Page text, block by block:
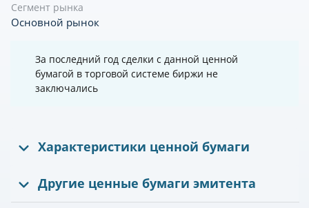
Сегмент рынка
Основной рынок
За последний год сделки с данной ценной
бумагой в торговой системе биржи не
заключались
Характеристики ценной бумаги
Другие ценные бумаги эмитента